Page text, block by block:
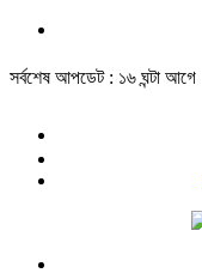
সর্বশেষ আপডেট : ১৬ ঘন্টা আগে